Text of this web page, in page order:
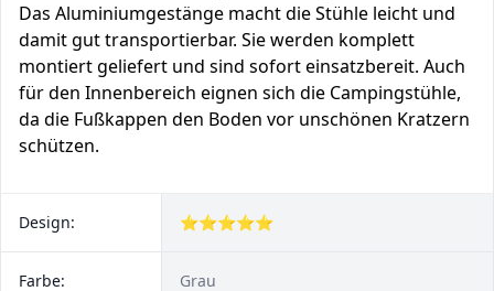
Das Aluminiumgestänge macht die Stühle leicht und
damit gut transportierbar. Sie werden komplett
montiert geliefert und sind sofort einsatzbereit. Auch
für den Innenbereich eignen sich die Campingstühle,
da die Fußkappen den Boden vor unschönen Kratzern
schützen.
Design: ⭐⭐⭐⭐⭐
Farbe: Grau